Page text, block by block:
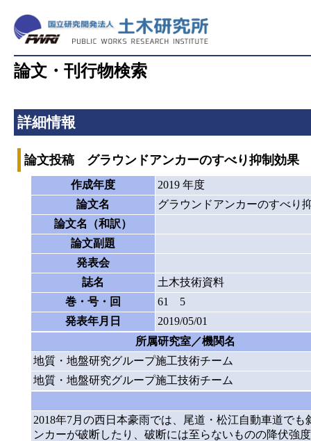
論文・刊行物検索
詳細情報
論文投稿 グラウンドアンカーのすべり抑制効果
作成年度
2019 年度
論文名
グラウンドアンカーのすべり
論文名（和訳）
論文副題
発表会
誌名
土木技術資料
巻・号・回
61 5
発表年月日
2019/05/01
所属研究室／機関名
地質・地盤研究グループ施工技術チーム
地質・地盤研究グループ施工技術チーム
2018年7月の西日本豪雨では、尾道・松江自動車道で
ンカーが破断したり、破断には至らないものの降伏強